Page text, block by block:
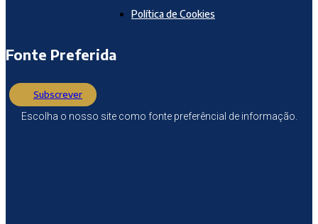
Política de Cookies
Fonte Preferida
Subscrever
Escolha o nosso site como fonte preferêncial de informação.